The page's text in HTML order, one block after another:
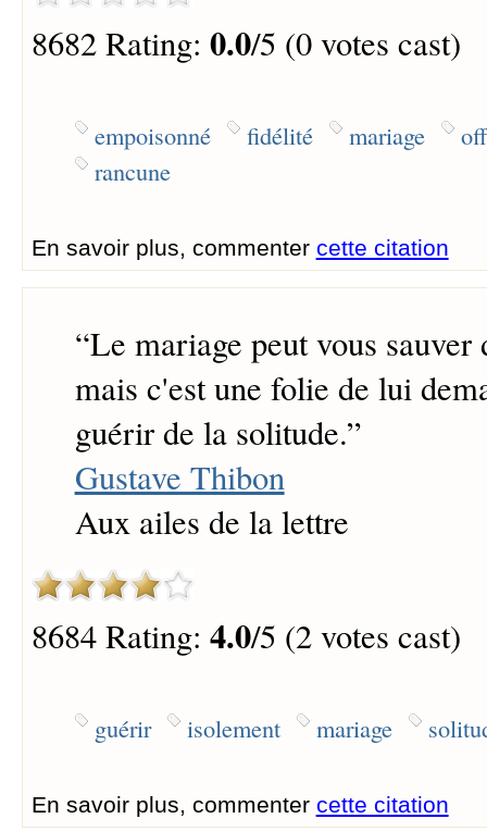
8682 Rating: 0.0/5 (0 votes cast)
empoisonné fidélité mariage
rancune
En savoir plus, commenter cette citation
“Le mariage peut vous
mais c'est une folie de lui
guérir de la solitude.”
Gustave Thibon
Aux ailes de la lettre
8684 Rating: 4.0/5 (2 votes cast)
guérir isolement mariage
En savoir plus, commenter cette citation